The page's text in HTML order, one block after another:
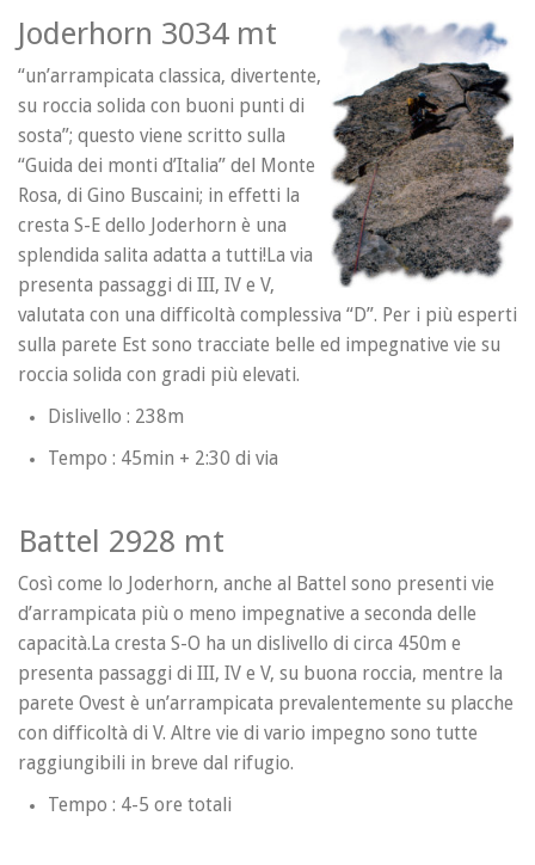
Joderhorn 3034 mt
“un’arrampicata classica, divertente,
su roccia solida con buoni punti di
sosta”; questo viene scritto sulla
“Guida dei monti d’Italia” del Monte
Rosa, di Gino Buscaini; in effetti la
cresta S-E dello Joderhorn è una
splendida salita adatta a tutti!La via
presenta passaggi di III, IV e V,
valutata con una difficoltà complessiva “D”. Per i più esperti
sulla parete Est sono tracciate belle ed impegnative vie su
roccia solida con gradi più elevati.
Dislivello : 238m
Tempo : 45min + 2:30 di via
Battel 2928 mt
Così come lo Joderhorn, anche al Battel sono presenti vie
d’arrampicata più o meno impegnative a seconda delle
capacità.La cresta S-O ha un dislivello di circa 450m e
presenta passaggi di III, IV e V, su buona roccia, mentre la
parete Ovest è un’arrampicata prevalentemente su placche
con difficoltà di V. Altre vie di vario impegno sono tutte
raggiungibili in breve dal rifugio.
Tempo : 4-5 ore totali